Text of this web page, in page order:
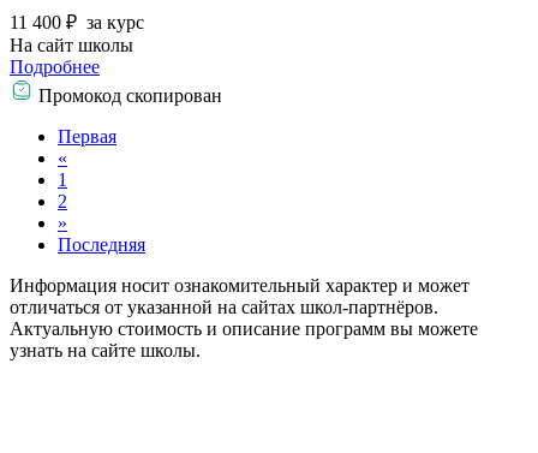
11 400 ₽ за курс
На сайт школы
Подробнее
Промокод скопирован
Первая
«
1
2
»
Последняя
Информация носит ознакомительный характер и может
отличаться от указанной на сайтах школ-партнёров.
Актуальную стоимость и описание программ вы можете
узнать на сайте школы.